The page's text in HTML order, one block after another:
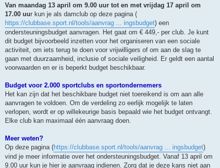
Van maandag 13 april om 9.00 uur tot en met vrijdag 17 april om
17.00 uur kun je als damclub op deze pagina (
https://clubbase.sport.nl/tools/aanvrag ... ingsbudget) een
ondersteuningsbudget aanvragen. Het gaat om € 449,- per club. Je kunt
dit budget bijvoorbeeld inzetten voor het organiseren van een sociale
activiteit, om iets terug te doen voor vrijwilligers of om aan de slag te
gaan met duurzaamheid, inclusie of sociale veiligheid. Er geldt een aantal
voorwaarden en er is beperkt budget beschikbaar.
Budget voor 2.000 sportclubs en sportondernemers
Het kan zijn dat het beschikbare budget niet toereikend is om aan alle
aanvragen te voldoen. Om de verdeling zo eerlijk mogelijk te laten
verlopen, wordt er op willekeurige basis bepaald wie het budget ontvangt.
Elke club kan maximaal één aanvraag doen.
Meer weten?
Op deze pagina (https://clubbase.sport.nl/tools/aanvrag ... ingsbudget)
vind je meer informatie over het ondersteuningsbudget. Vanaf 13 april om
9.00 uur kun je hier je aanvraag indienen. Zorg dat je deze kans niet aan